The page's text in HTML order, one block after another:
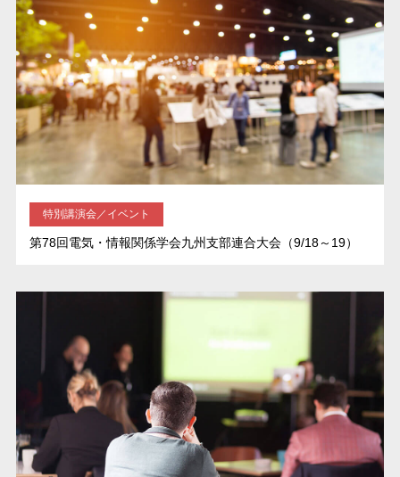
特別講演会／イベント
第78回電気・情報関係学会九州支部連合大会（9/18～19）